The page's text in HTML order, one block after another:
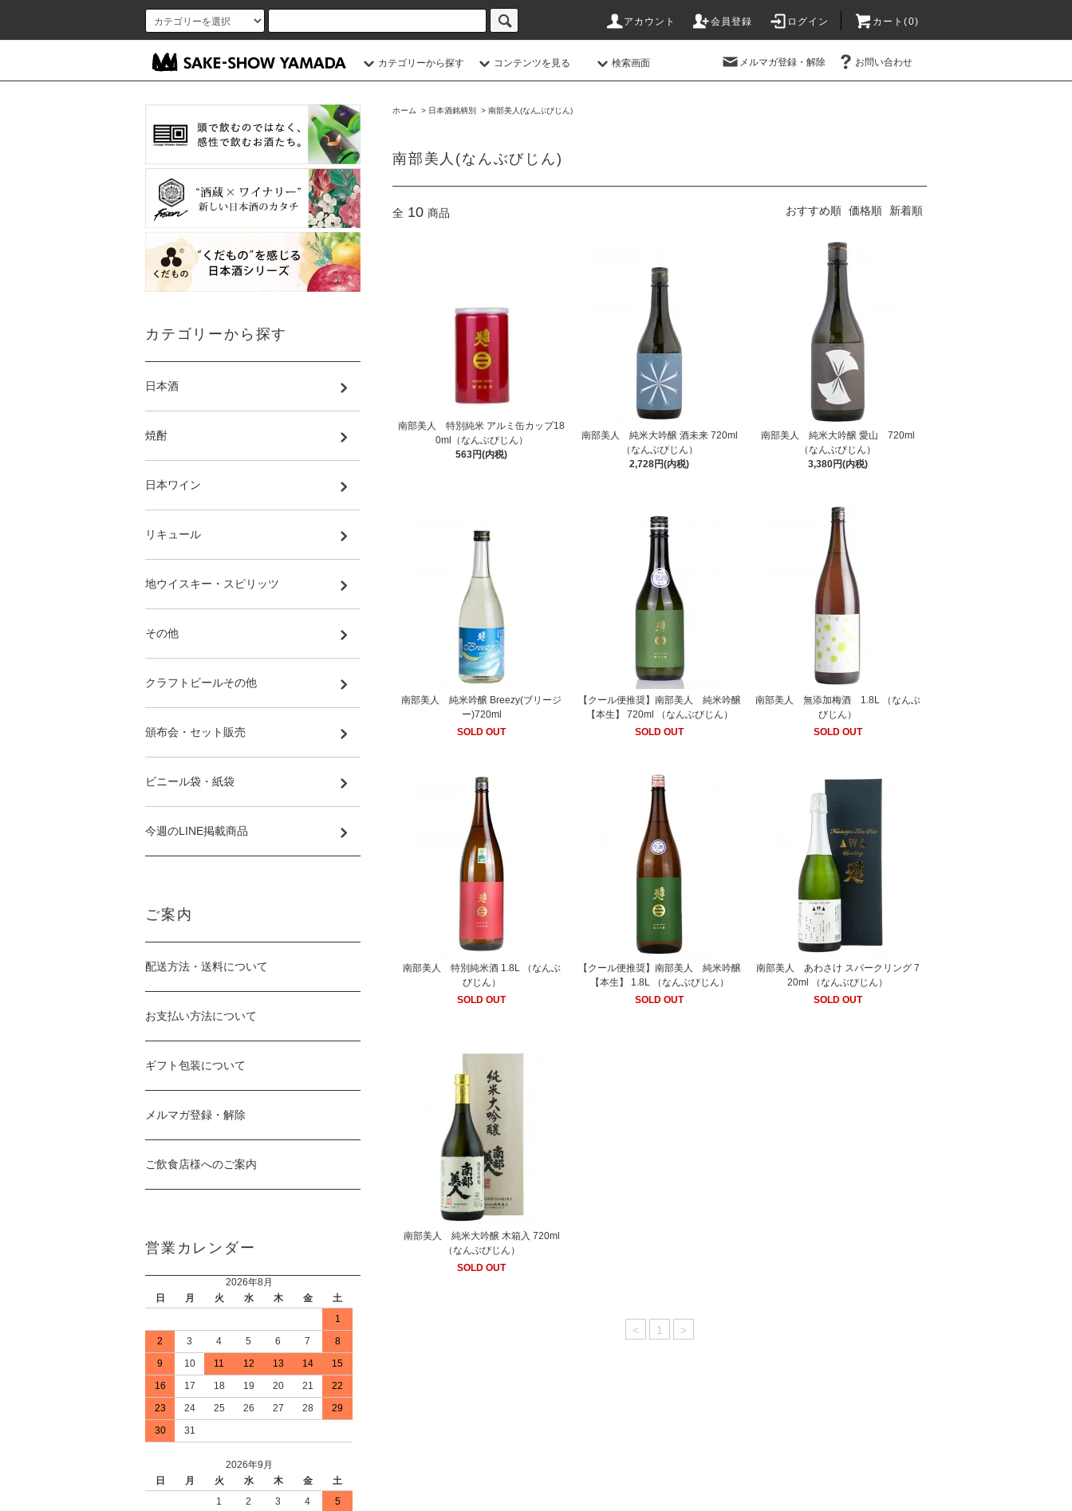
アカウント 会員登録 ログイン カート(0)
カテゴリーから探す コンテンツを見る 検索画面 メルマガ登録・解除 お問い合わせ
ホーム > 日本酒銘柄別 > 南部美人(なんぶびじん)
南部美人(なんぶびじん)
全 10 商品 おすすめ順 価格順 新着順
南部美人 特別純米 アルミ缶カップ18
0ml（なんぶびじん）
563円(内税)
南部美人 純米大吟醸 酒未来 720ml
（なんぶびじん）
2,728円(内税)
南部美人 純米大吟醸 愛山 720ml
（なんぶびじん）
3,380円(内税)
南部美人 純米吟醸 Breezy(ブリージ
ー)720ml
SOLD OUT
【クール便推奨】南部美人 純米吟醸
【本生】 720ml （なんぶびじん）
SOLD OUT
南部美人 無添加梅酒 1.8L （なんぶ
びじん）
SOLD OUT
南部美人 特別純米酒 1.8L （なんぶ
びじん）
SOLD OUT
【クール便推奨】南部美人 純米吟醸
【本生】 1.8L （なんぶびじん）
SOLD OUT
南部美人 あわさけ スパークリング 7
20ml （なんぶびじん）
SOLD OUT
南部美人 純米大吟醸 木箱入 720ml
（なんぶびじん）
SOLD OUT
< 1 >
カテゴリーから探す
日本酒
焼酎
日本ワイン
リキュール
地ウイスキー・スピリッツ
その他
クラフトビールその他
頒布会・セット販売
ビニール袋・紙袋
今週のLINE掲載商品
ご案内
配送方法・送料について
お支払い方法について
ギフト包装について
メルマガ登録・解除
ご飲食店様へのご案内
営業カレンダー
2026年8月
日
月 火 水 木 金
土
1
2
3 4 5 6 7
8
9
10 11 12 13 14
15
16
17 18 19 20 21
22
23
24 25 26 27 28
29
30
31
2026年9月
日
月 火 水 木 金
土
1
2 3 4
5